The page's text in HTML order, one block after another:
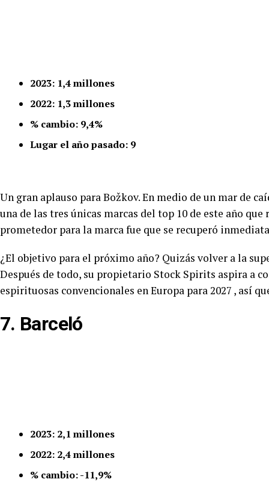
2023: 1,4 millones
2022: 1,3 millones
% cambio: 9,4%
Lugar el año pasado: 9
Un gran aplauso para Božkov. En medio de un mar de
una de las tres únicas marcas del top 10 de este año
prometedor para la marca fue que se recuperó
¿El objetivo para el próximo año? Quizás volver a la
Después de todo, su propietario Stock Spirits aspira a
espirituosas convencionales en Europa para 2027 , así
7. Barceló
2023: 2,1 millones
2022: 2,4 millones
% cambio: -11,9%